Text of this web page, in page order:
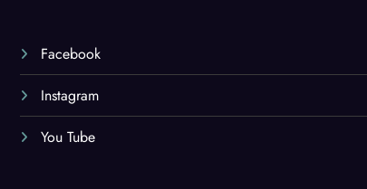
Facebook
Instagram
You Tube